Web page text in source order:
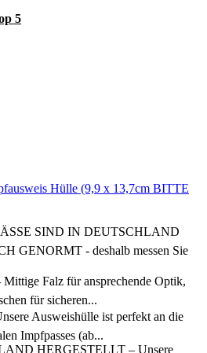
5
Hülle (9,9 x 13,7cm BITTE
SIND IN DEUTSCHLAND
GENORMT - deshalb messen Sie
Falz für ansprechende Optik,
für sicheren...
Ausweishülle ist perfekt an die
Impfpasses (ab...
HERGESTELLT – Unsere